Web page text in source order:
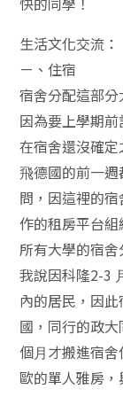
⽣活⽂化交流：
ㄧ、住宿
宿舍分配這部
因為要上學期
在宿舍還沒確
⾶德國的前⼀
問，因這裡的
作的租房平台
所有⼤學的宿
我說因科隆2-3
內的居民，因
國，同⾏的政
個⽉才搬進宿
歐的單⼈雅房